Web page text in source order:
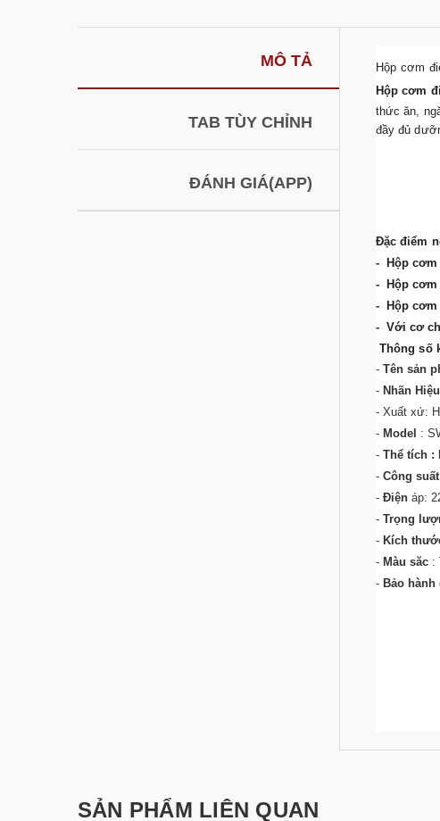
MÔ TẢ
TAB TÙY CHỈNH
ĐÁNH GIÁ(APP)
Hộp cơm
Hộp cơm
thức ăn,
đầy đủ
Đặc điểm
-
Hộp
-
Hộp
-
Hộp
-Với cơ
Thông số
- Tên sản
- Nhãn Hiệu
- Xuất xứ:
- Model :
- Thể tích :
- Công suất
- Điện áp:
- Trọng
- Kích
- Màu săc :
- Bảo hành
SẢN PHẨM LIÊN QUAN